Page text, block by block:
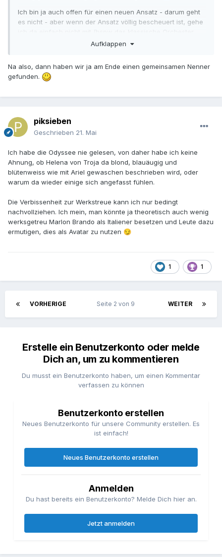
Ich bin ja auch offen für einen neuen Ansatz - darum geht
es nicht - aber wenn der Ansatz völlig bescheuert ist, gehe
aufzulösen, da es ja damals in der Antike noch nicht
sei‘s drum. Ich bleibe dabei: Ich gebe Göransson eine
Aufklappen
Na also, dann haben wir ja am Ende einen gemeinsamen Nenner
gefunden.
piksieben
Geschrieben 21. Mai
Ich habe die Odyssee nie gelesen, von daher habe ich keine
Ahnung, ob Helena von Troja da blond, blauäugig und
blütenweiss wie mit Ariel gewaschen beschrieben wird, oder
warum da wieder einige sich angefasst fühlen.
Die Verbissenheit zur Werkstreue kann ich nur bedingt
nachvollziehen. Ich mein, man könnte ja theoretisch auch wenig
werksgetreu Marlon Brando als Italiener besetzen und Leute dazu
ermutigen, dies als Avatar zu nutzen 😏
1 1
VORHERIGE WEITER
Seite 2 von 9
Erstelle ein Benutzerkonto oder melde
Dich an, um zu kommentieren
Du musst ein Benutzerkonto haben, um einen Kommentar
verfassen zu können
Benutzerkonto erstellen
Neues Benutzerkonto für unsere Community erstellen. Es
ist einfach!
Neues Benutzerkonto erstellen
Anmelden
Du hast bereits ein Benutzerkonto? Melde Dich hier an.
Jetzt anmelden